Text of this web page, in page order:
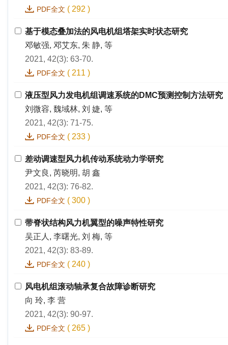
PDF全文 ( 292 )
基于模态叠加法的风电机组塔架实时状态研究
邓敏强, 邓艾东, 朱 静, 等
2021, 42(3): 63-70.
PDF全文 ( 211 )
液压型风力发电机组调速系统的DMC预测控制方法研究
刘微容, 魏域林, 刘 婕, 等
2021, 42(3): 71-75.
PDF全文 ( 233 )
差动调速型风力机传动系统动力学研究
尹文良, 芮晓明, 胡 鑫
2021, 42(3): 76-82.
PDF全文 ( 300 )
带脊状结构风力机翼型的噪声特性研究
吴正人, 李曙光, 刘 梅, 等
2021, 42(3): 83-89.
PDF全文 ( 240 )
风电机组滚动轴承复合故障诊断研究
向 玲, 李 营
2021, 42(3): 90-97.
PDF全文 ( 265 )